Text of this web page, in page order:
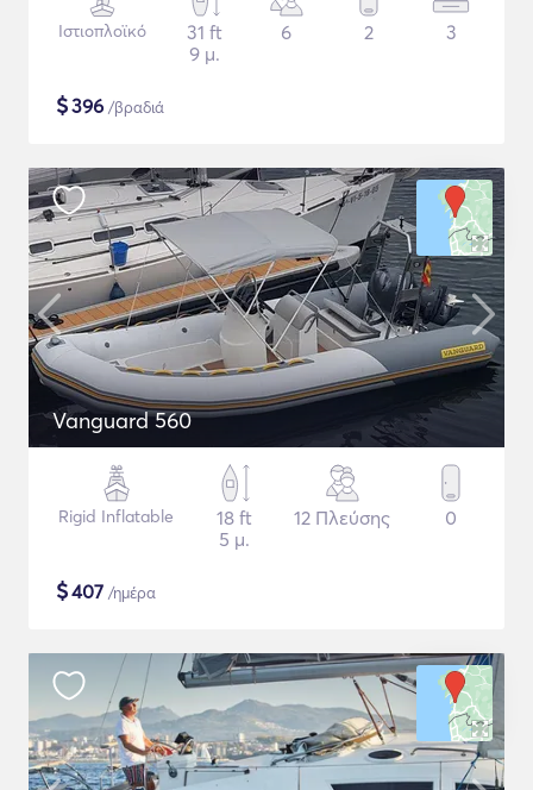
Ιστιοπλοϊκό
31 ft
9 μ.
6 2 3
$396 /βραδιά
Vanguard 560
Rigid Inflatable
18 ft
5 μ.
12 Πλεύσης 0
$407 /ημέρα